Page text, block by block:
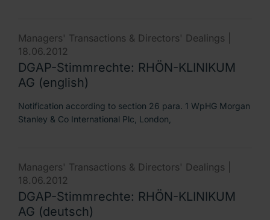
Managers' Transactions & Directors' Dealings |
18.06.2012
DGAP-Stimmrechte: RHÖN-KLINIKUM
AG (english)
Notification according to section 26 para. 1 WpHG Morgan
Stanley & Co International Plc, London,
Managers' Transactions & Directors' Dealings |
18.06.2012
DGAP-Stimmrechte: RHÖN-KLINIKUM
AG (deutsch)